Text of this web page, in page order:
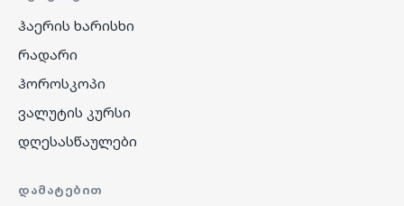
ჰაერის ხარისხი
რადარი
ჰოროსკოპი
ვალუტის კურსი
დღესასწაულები
ᲓᲐᲛᲐᲢᲔᲑᲘᲗ